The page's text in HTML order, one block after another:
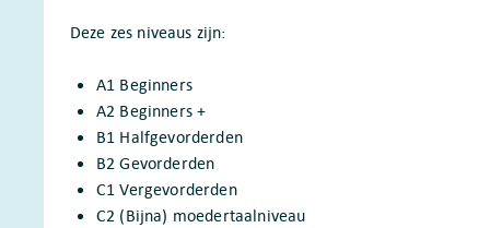
Deze zes niveaus zijn:
A1 Beginners
A2 Beginners +
B1 Halfgevorderden
B2 Gevorderden
C1 Vergevorderden
C2 (Bijna) moedertaalniveau